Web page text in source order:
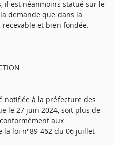
il est néanmoins statué sur le
demande que dans la
et bien fondée.
notifiée à la préfecture des
le 27 juin 2024, soit plus de
aux
la loi n°89-462 du 06 juillet